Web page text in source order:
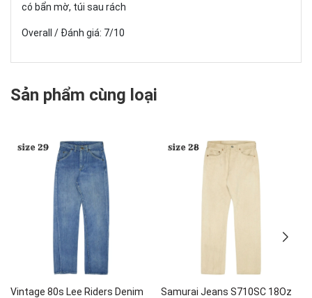
có bẩn mờ, túi sau rách
Overall / Đánh giá: 7/10
Sản phẩm cùng loại
Vintage 80s Lee Riders Denim
Samurai Jeans S710SC 18Oz